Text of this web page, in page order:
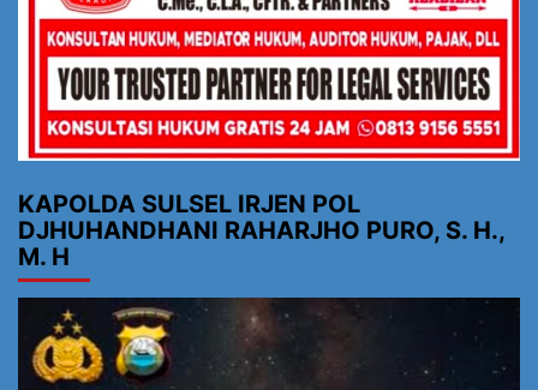
KAPOLDA SULSEL IRJEN POL
DJHUHANDHANI RAHARJHO PURO, S. H.,
M. H